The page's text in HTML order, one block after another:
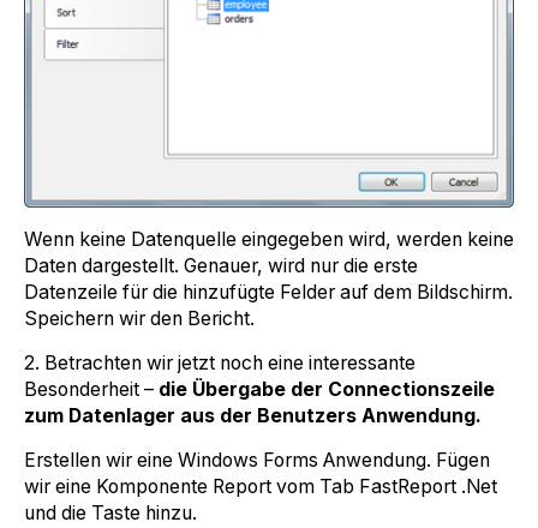
Wenn keine Datenquelle eingegeben wird, werden keine
Daten dargestellt. Genauer, wird nur die erste
Datenzeile für die hinzufügte Felder auf dem Bildschirm.
Speichern wir den Bericht.
2. Betrachten wir jetzt noch eine interessante
Besonderheit – die Übergabe der Connectionszeile
zum Datenlager aus der Benutzers Anwendung.
Erstellen wir eine Windows Forms Anwendung. Fügen
wir eine Komponente Report vom Tab FastReport .Net
und die Taste hinzu.